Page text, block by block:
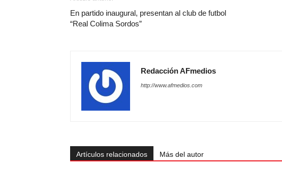
En partido inaugural, presentan al club de futbol
“Real Colima Sordos”
Redacción AFmedios
http://www.afmedios.com
Artículos relacionados Más del autor